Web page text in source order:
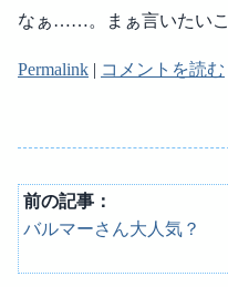
なぁ……。まぁ言いたいこ
Permalink | コメントを読む
前の記事：
バルマーさん大人気？